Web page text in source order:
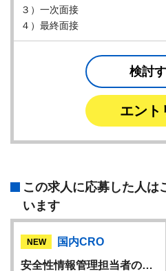
３）一次面接
４）最終面接
検討
エント
この求人に応募した人は
います
NEW
国内CRO
安全性情報管理担当者の…